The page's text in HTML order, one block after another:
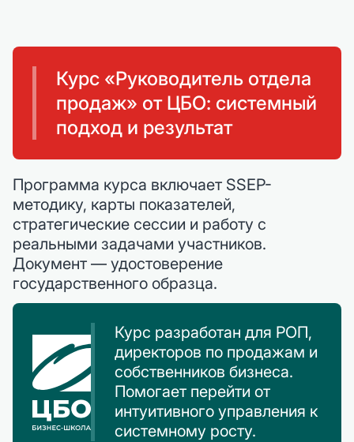
Курс «Руководитель отдела
продаж» от ЦБО: системный
подход и результат
Программа курса включает SSEP-
методику, карты показателей,
стратегические сессии и работу с
реальными задачами участников.
Документ — удостоверение
государственного образца.
Курс разработан для РОП,
директоров по продажам и
собственников бизнеса.
Помогает перейти от
интуитивного управления к
системному росту.